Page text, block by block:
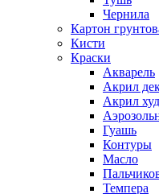
Чернила
Картон
Кисти
Краски
Акварель
Акрил
Акрил
Гуашь
Контуры
Масло
Темпера